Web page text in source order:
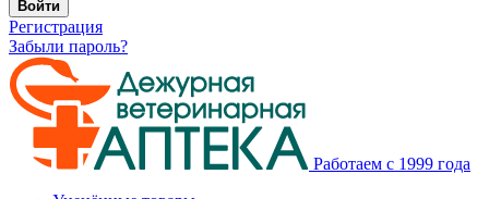
Войти
Регистрация
Забыли пароль?
Работаем с 1999 года